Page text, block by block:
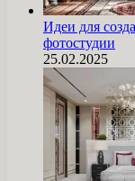
Идеи для
фотостудии
25.02.2025